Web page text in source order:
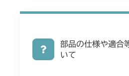
部品の仕様や適合
いて